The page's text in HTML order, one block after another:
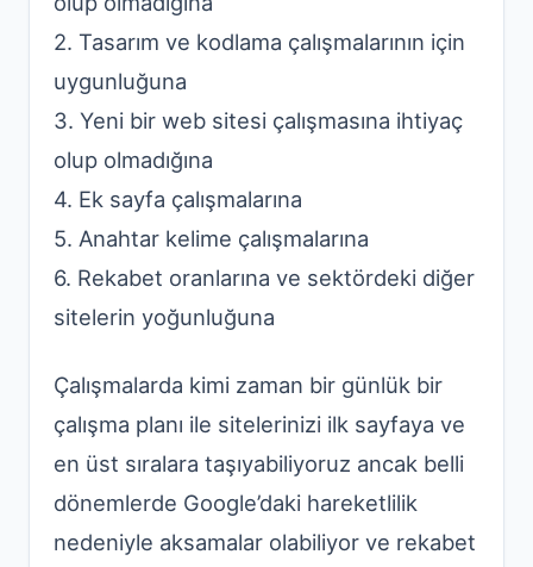
2. Tasarım ve kodlama çalışmalarının için
uygunluğuna
3. Yeni bir web sitesi çalışmasına ihtiyaç
olup olmadığına
4. Ek sayfa çalışmalarına
5. Anahtar kelime çalışmalarına
6. Rekabet oranlarına ve sektördeki diğer
sitelerin yoğunluğuna
Çalışmalarda kimi zaman bir günlük bir
çalışma planı ile sitelerinizi ilk sayfaya ve
en üst sıralara taşıyabiliyoruz ancak belli
dönemlerde Google’daki hareketlilik
nedeniyle aksamalar olabiliyor ve rekabet